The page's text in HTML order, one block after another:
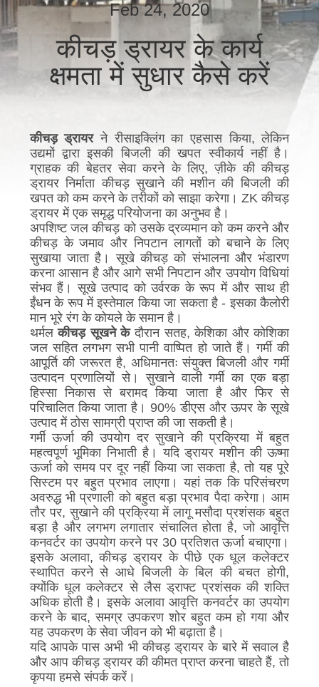
में
कारखाना
भ्रमण
गुणवत्ता
नियंत्रण
संपर्क
समाचार
उद्धरण
अनुरोध
साइटमैप
गोपनीयता
नीति
Feb 24, 2020
कीचड़ ड्रायर के कार्य
क्षमता में सुधार कैसे करें
कीचड़ ड्रायरने रीसाइक्लिंग का एहसास किया, लेकिन
उद्यमों द्वारा इसकी बिजली की खपत स्वीकार्य नहीं है।
ग्राहक की बेहतर सेवा करने के लिए, ज़ीके की कीचड़
ड्रायर निर्माता कीचड़ सुखाने की मशीन की बिजली की
खपत को कम करने के तरीकों को साझा करेगा। ZK कीचड़
ड्रायर में एक समृद्ध परियोजना का अनुभव है।
अपशिष्ट जल कीचड़ को उसके द्रव्यमान को कम करने और
कीचड़ के जमाव और निपटान लागतों को बचाने के लिए
सुखाया जाता है। सूखे कीचड़ को संभालना और भंडारण
करना आसान है और आगे सभी निपटान और उपयोग विधियां
संभव हैं। सूखे उत्पाद को उर्वरक के रूप में और साथ ही
ईंधन के रूप में इस्तेमाल किया जा सकता है - इसका कैलोरी
मान भूरे रंग के कोयले के समान है।
थर्मलकीचड़ सूखने केदौरान सतह, केशिका और कोशिका
जल सहित लगभग सभी पानी वाष्पित हो जाते हैं। गर्मी की
आपूर्ति की जरूरत है, अधिमानतः संयुक्त बिजली और गर्मी
उत्पादन प्रणालियों से। सुखाने वाली गर्मी का एक बड़ा
हिस्सा निकास से बरामद किया जाता है और फिर से
परिचालित किया जाता है। 90% डीएस और ऊपर के सूखे
उत्पाद में ठोस सामग्री प्राप्त की जा सकती है।
गर्मी ऊर्जा की उपयोग दर सुखाने की प्रक्रिया में बहुत
महत्वपूर्ण भूमिका निभाती है। यदि ड्रायर मशीन की ऊष्मा
ऊर्जा को समय पर दूर नहीं किया जा सकता है, तो यह पूरे
सिस्टम पर बहुत प्रभाव लाएगा। यहां तक ​​कि परिसंचरण
अवरुद्ध भी प्रणाली को बहुत बड़ा प्रभाव पैदा करेगा। आम
तौर पर, सुखाने की प्रक्रिया में लागू मसौदा प्रशंसक बहुत
बड़ा है और लगभग लगातार संचालित होता है, जो आवृत्ति
कनवर्टर का उपयोग करने पर 30 प्रतिशत ऊर्जा बचाएगा।
इसके अलावा, कीचड़ ड्रायर के पीछे एक धूल कलेक्टर
स्थापित करने से आधे बिजली के बिल की बचत होगी,
क्योंकि धूल कलेक्टर से लैस ड्राफ्ट प्रशंसक की शक्ति
अधिक होती है। इसके अलावा आवृत्ति कनवर्टर का उपयोग
करने के बाद, समग्र उपकरण शोर बहुत कम हो गया और
यह उपकरण के सेवा जीवन को भी बढ़ाता है।
यदि आपके पास अभी भी कीचड़ ड्रायर के बारे में सवाल है
और आप कीचड़ ड्रायर की कीमत प्राप्त करना चाहते हैं, तो
कृपया हमसे संपर्क करें।